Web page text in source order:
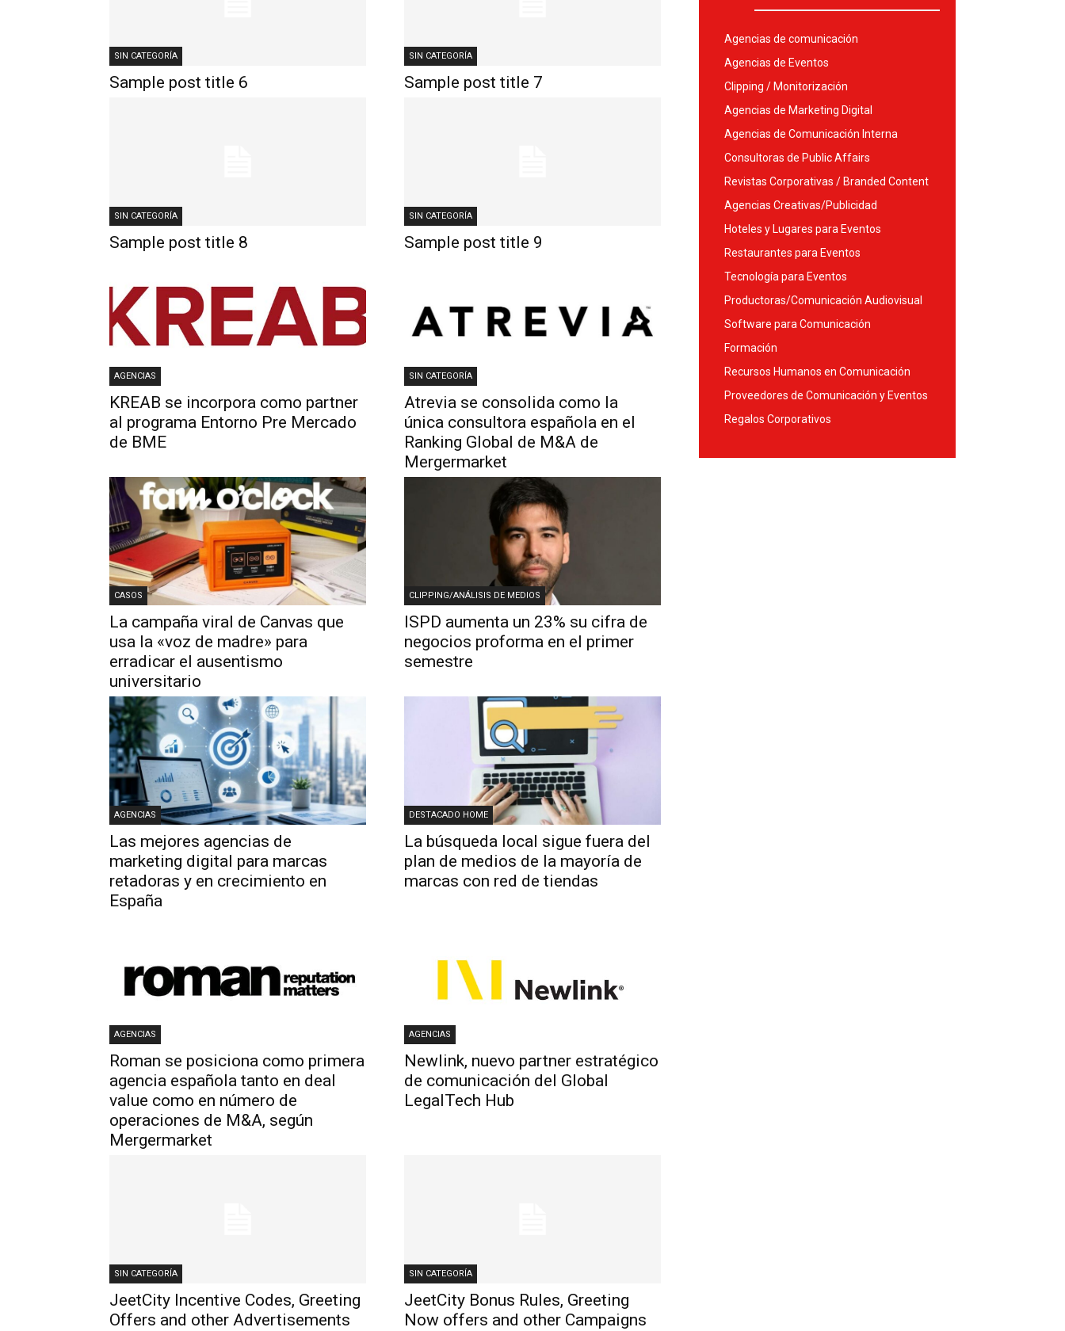
SIN CATEGORÍA
Sample post title 6
SIN CATEGORÍA
Sample post title 7
SIN CATEGORÍA
Sample post title 8
SIN CATEGORÍA
Sample post title 9
AGENCIAS
KREAB se incorpora como partner
al programa Entorno Pre Mercado
de BME
SIN CATEGORÍA
Atrevia se consolida como la
única consultora española en el
Ranking Global de M&A de
Mergermarket
CASOS
La campaña viral de Canvas que
usa la «voz de madre» para
erradicar el ausentismo
universitario
CLIPPING/ANÁLISIS DE MEDIOS
ISPD aumenta un 23% su cifra de
negocios proforma en el primer
semestre
AGENCIAS
Las mejores agencias de
marketing digital para marcas
retadoras y en crecimiento en
España
DESTACADO HOME
La búsqueda local sigue fuera del
plan de medios de la mayoría de
marcas con red de tiendas
AGENCIAS
Roman se posiciona como primera
agencia española tanto en deal
value como en número de
operaciones de M&A, según
Mergermarket
AGENCIAS
Newlink, nuevo partner estratégico
de comunicación del Global
LegalTech Hub
SIN CATEGORÍA
JeetCity Incentive Codes, Greeting
Offers and other Advertisements
SIN CATEGORÍA
JeetCity Bonus Rules, Greeting
Now offers and other Campaigns
Agencias de comunicación
Agencias de Eventos
Clipping / Monitorización
Agencias de Marketing Digital
Agencias de Comunicación Interna
Consultoras de Public Affairs
Revistas Corporativas / Branded Content
Agencias Creativas/Publicidad
Hoteles y Lugares para Eventos
Restaurantes para Eventos
Tecnología para Eventos
Productoras/Comunicación Audiovisual
Software para Comunicación
Formación
Recursos Humanos en Comunicación
Proveedores de Comunicación y Eventos
Regalos Corporativos